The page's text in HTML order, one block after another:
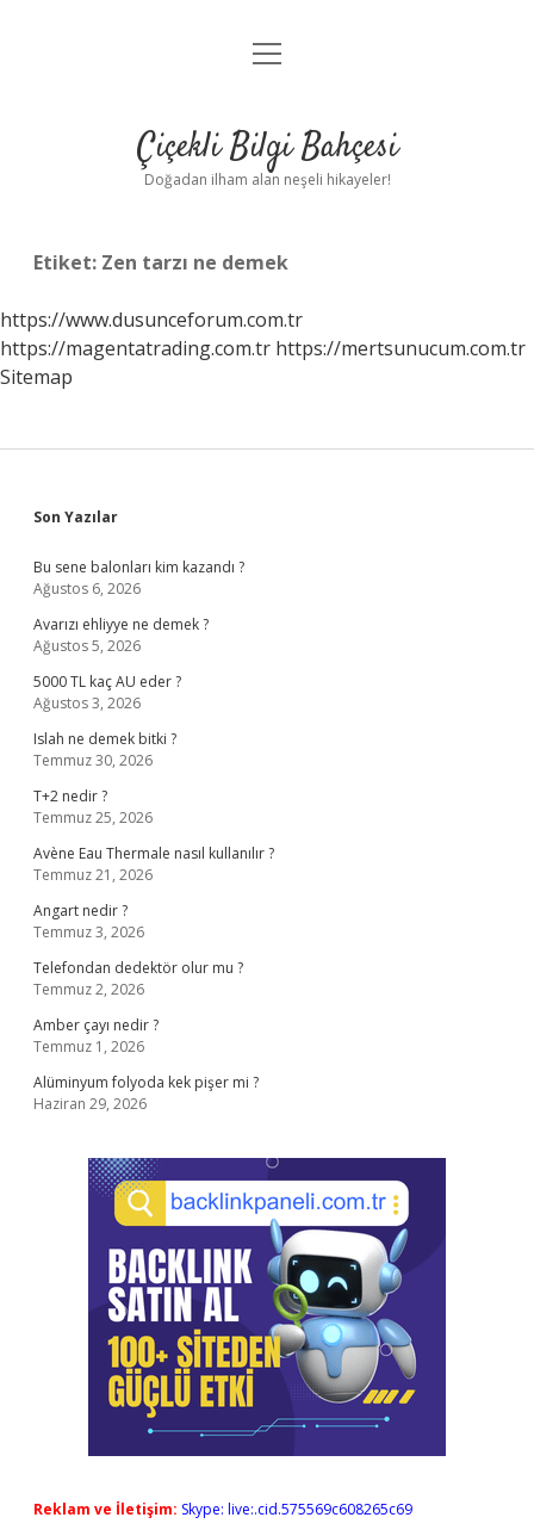
Anasayfa
Yasal Uyarı
menüyü
Çiçekli Bilgi Bahçesi
Doğadan ilham alan neşeli hikayeler!
Etiket: Zen tarzı ne demek
https://www.dusunceforum.com.tr
https://magentatrading.com.tr https://mertsunucum.com.tr
Sitemap
Sidebar
Son Yazılar
Bu sene balonları kim kazandı ?
Ağustos 6, 2026
Avarızı ehliyye ne demek ?
Ağustos 5, 2026
5000 TL kaç AU eder ?
Ağustos 3, 2026
Islah ne demek bitki ?
Temmuz 30, 2026
T+2 nedir ?
Temmuz 25, 2026
Avène Eau Thermale nasıl kullanılır ?
Temmuz 21, 2026
Angart nedir ?
Temmuz 3, 2026
Telefondan dedektör olur mu ?
Temmuz 2, 2026
Amber çayı nedir ?
Temmuz 1, 2026
Alüminyum folyoda kek pişer mi ?
Haziran 29, 2026
Reklam ve İletişim: Skype: live:.cid.575569c608265c69